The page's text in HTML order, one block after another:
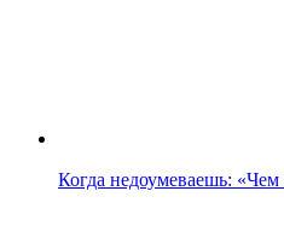
Когда недоумеваешь: «Чем